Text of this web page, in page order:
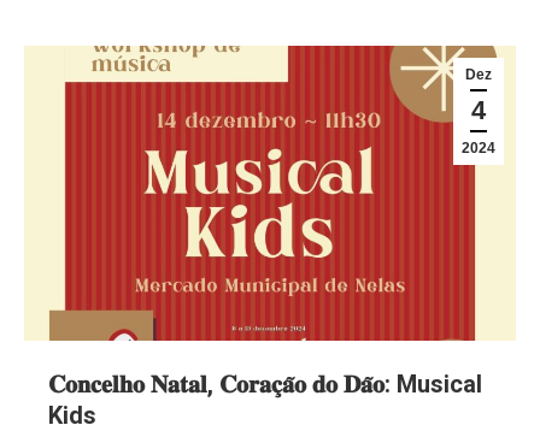
Dez
4
2024
𝐂𝐨𝐧𝐜𝐞𝐥𝐡𝐨 𝐍𝐚𝐭𝐚𝐥, 𝐂𝐨𝐫𝐚𝐜̧𝐚̃𝐨 𝐝𝐨 𝐃𝐚̃𝐨: Musical
Kids